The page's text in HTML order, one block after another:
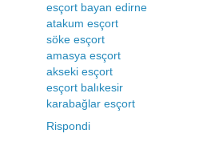
esçort bayan edirne
atakum esçort
söke esçort
amasya esçort
akseki esçort
esçort balıkesir
karabağlar esçort
Rispondi